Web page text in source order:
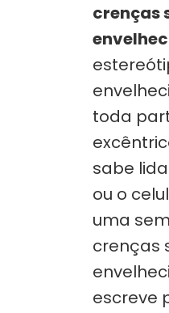
crenças
toda
sabe
ou o
uma
crenças
escreve